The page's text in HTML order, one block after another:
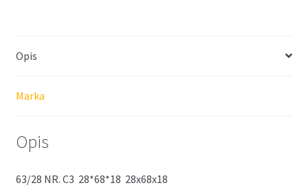
Opis
Marka
Opis
63/28 NR. C3 28*68*18 28x68x18